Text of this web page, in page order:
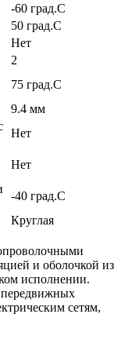
-60 град.C
50 град.C
Нет
2
75 град.C
9.4 мм
Нет
Нет
-40 град.C
Круглая
и оболочкой из
исполнении.
передвижных
сетям,